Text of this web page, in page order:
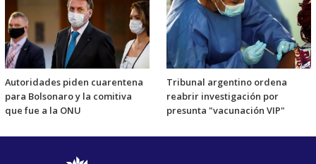
Autoridades piden cuarentena
para Bolsonaro y la comitiva
que fue a la ONU
Tribunal argentino ordena
reabrir investigación por
presunta "vacunación VIP"